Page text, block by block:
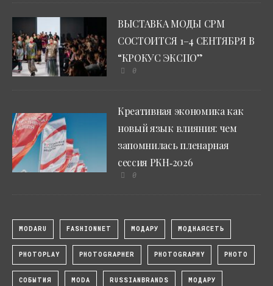
ВЫСТАВКА МОДЫ CPM
СОСТОИТСЯ 1–4 СЕНТЯБРЯ В
“КРОКУС ЭКСПО”
0
Креативная экономика как
новый язык влияния: чем
запомнилась пленарная
сессия РКН‑2026
0
MODARU FASHIONNET МОДАРУ МОДНАЯСЕТЬ
PHOTOPLAY PHOTOGRAPHER PHOTOGRAPHY PHOTO
СОБЫТИЯ MODA RUSSIANBRANDS МОДАРУ